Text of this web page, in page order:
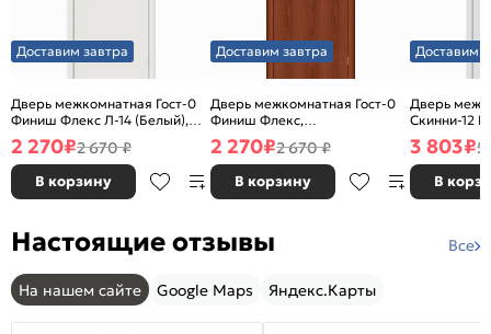
Доставим завтра
Дверь межкомнатная Гост-0
Финиш Флекс Л-14 (Белый),
глухая, каркасно-щитовая
2 270₽2 670 ₽
В корзину
Доставим завтра
Дверь межкомнатная Гост-0
Финиш Флекс,
Ламинированные Л-11
(ИталОрех), глухая, каркасно-
щитовая
2 270₽2 670 ₽
В корзину
Доставим
Дверь
Скинни-12
глухая,
3 803₽5
В
Настоящие отзывы Все
На нашем сайте Google Maps Яндекс.Карты